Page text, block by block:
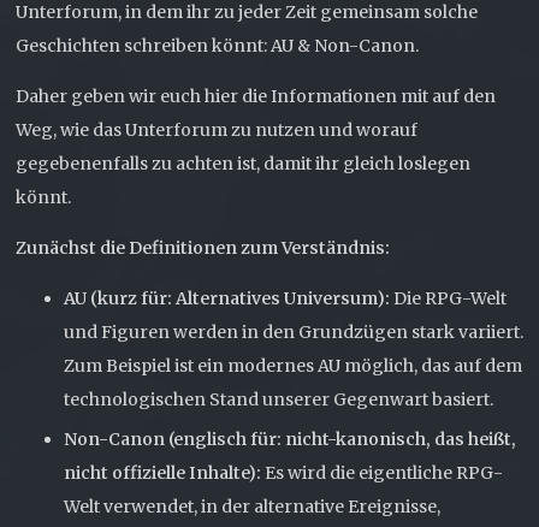
Unterforum, in dem ihr zu jeder Zeit gemeinsam solche
Geschichten schreiben könnt: AU & Non-Canon.
Daher geben wir euch hier die Informationen mit auf den
Weg, wie das Unterforum zu nutzen und worauf
gegebenenfalls zu achten ist, damit ihr gleich loslegen
könnt.
Zunächst die Definitionen zum Verständnis:
AU (kurz für: Alternatives Universum): Die RPG-Welt
und Figuren werden in den Grundzügen stark variiert.
Zum Beispiel ist ein modernes AU möglich, das auf dem
technologischen Stand unserer Gegenwart basiert.
Non-Canon (englisch für: nicht-kanonisch, das heißt,
nicht offizielle Inhalte): Es wird die eigentliche RPG-
Welt verwendet, in der alternative Ereignisse,